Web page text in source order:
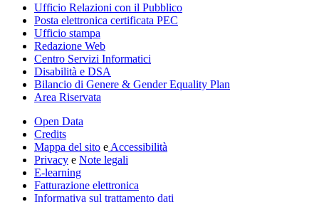
Ufficio Relazioni con il Pubblico
Posta elettronica certificata PEC
Ufficio stampa
Redazione Web
Centro Servizi Informatici
Disabilità e DSA
Bilancio di Genere & Gender Equality Plan
Area Riservata
Open Data
Credits
Mappa del sito e Accessibilità
Privacy e Note legali
E-learning
Fatturazione elettronica
Informativa sul trattamento dati